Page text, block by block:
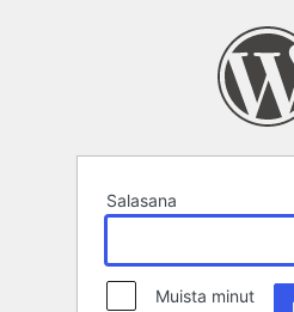
Salasana
Muista minut